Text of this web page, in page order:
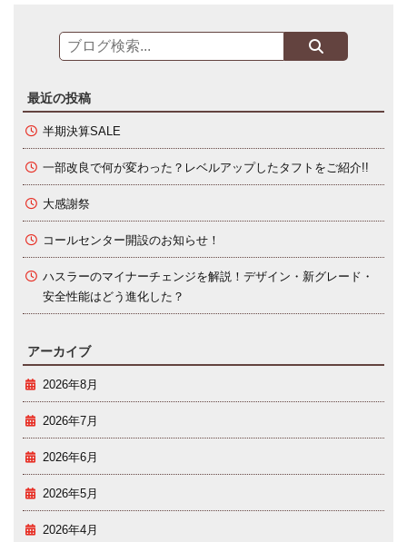
最近の投稿
半期決算SALE
一部改良で何が変わった？レベルアップしたタフトをご紹介!!
大感謝祭
コールセンター開設のお知らせ！
ハスラーのマイナーチェンジを解説！デザイン・新グレード・
安全性能はどう進化した？
アーカイブ
2026年8月
2026年7月
2026年6月
2026年5月
2026年4月